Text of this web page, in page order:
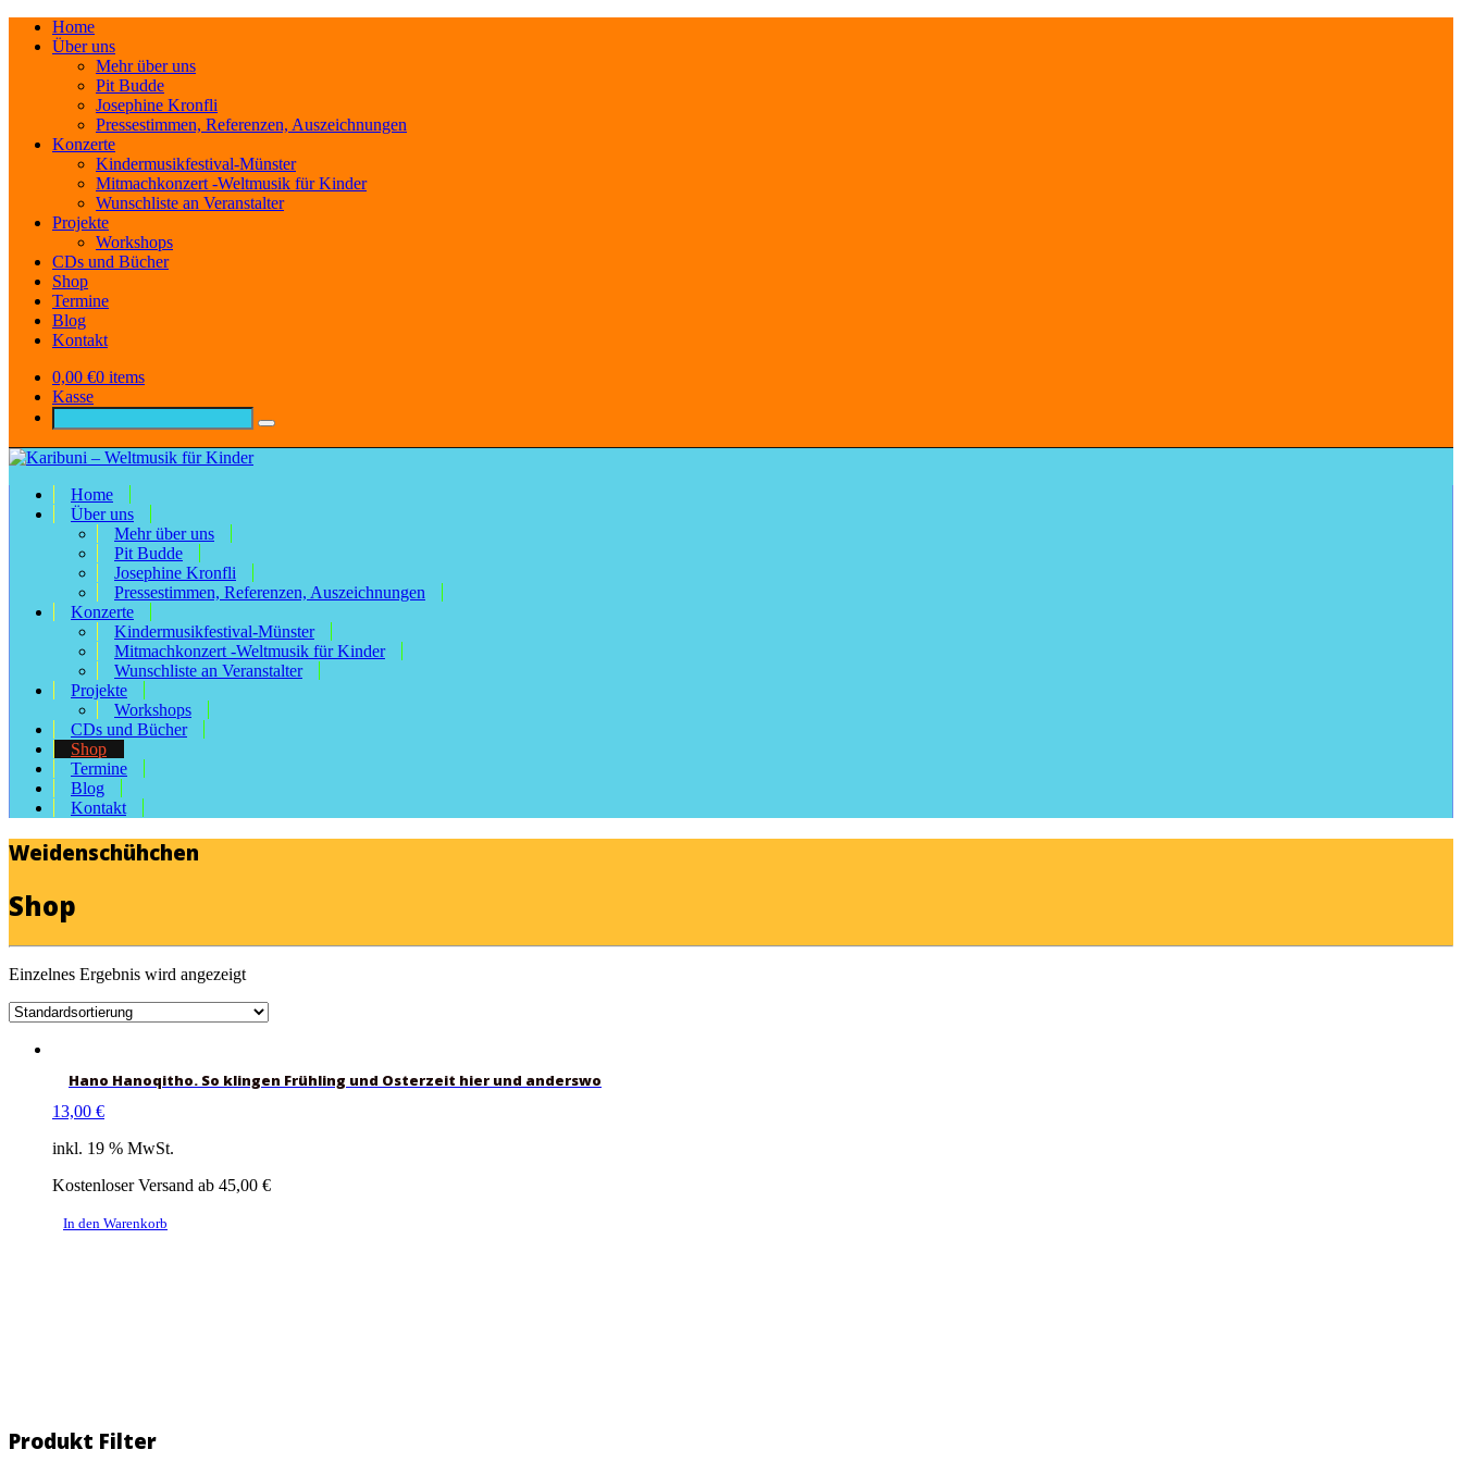
Home
Über uns
Mehr über uns
Pit Budde
Josephine Kronfli
Pressestimmen, Referenzen, Auszeichnungen
Konzerte
Kindermusikfestival-Münster
Mitmachkonzert -Weltmusik für Kinder
Wunschliste an Veranstalter
Projekte
Workshops
CDs und Bücher
Shop
Termine
Blog
Kontakt
0,00 €0 items
Kasse
Home
Über uns
Mehr über uns
Pit Budde
Josephine Kronfli
Pressestimmen, Referenzen, Auszeichnungen
Konzerte
Kindermusikfestival-Münster
Mitmachkonzert -Weltmusik für Kinder
Wunschliste an Veranstalter
Projekte
Workshops
CDs und Bücher
Shop
Termine
Blog
Kontakt
Weidenschühchen
Shop
Einzelnes Ergebnis wird angezeigt
Hano Hanoqitho. So klingen Frühling und Osterzeit hier und anderswo
13,00 €
inkl. 19 % MwSt.
Kostenloser Versand ab 45,00 €
In den Warenkorb
Produkt Filter